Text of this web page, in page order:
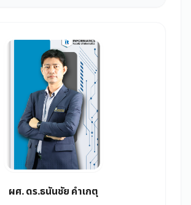
ผศ. ดร.ธนันชัย คำเกตุ